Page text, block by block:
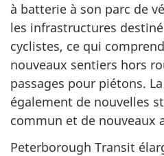
à batterie à son parc de
les infrastructures
cyclistes, ce qui
nouveaux sentiers hors
passages pour piétons.
également de nouvelles
commun et de nouveaux
Peterborough Transit